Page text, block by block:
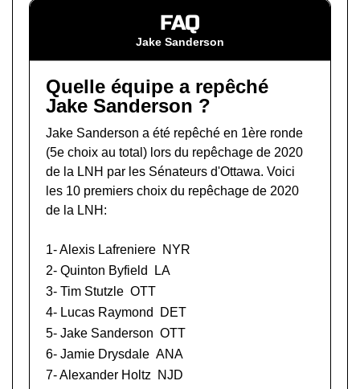
FAQ
Jake Sanderson
Quelle équipe a repêché
Jake Sanderson ?
Jake Sanderson a été repêché en 1ère ronde
(5e choix au total) lors du repêchage de 2020
de la LNH par les Sénateurs d'Ottawa. Voici
les 10 premiers choix du repêchage de 2020
de la LNH:
1-Alexis Lafreniere NYR
2- Quinton Byfield
LA
3- Tim Stutzle OTT
4- Lucas Raymond
DET
5- Jake Sanderson OTT
6- Jamie Drysdale ANA
7-Alexander Holtz NJD